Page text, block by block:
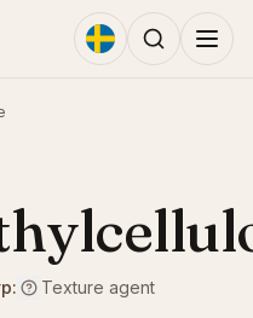
Texture agent